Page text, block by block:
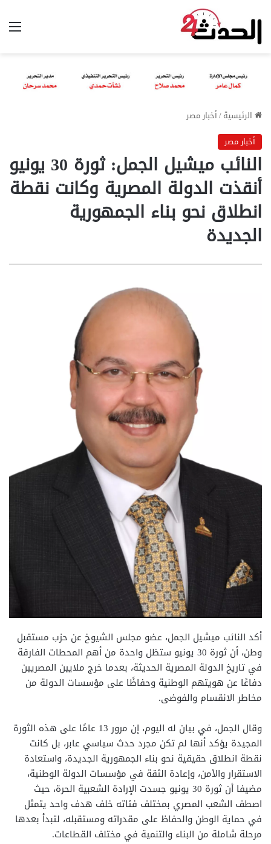
الرئيسية/أخبار مصر
أخبار مصر
النائب ميشيل الجمل: ثورة 30 يونيو
أنقذت الدولة المصرية وكانت نقطة
انطلاق نحو بناء الجمهورية
الجديدة
أكد النائب ميشيل الجمل، عضو مجلس الشيوخ عن حزب مستقبل
وطن، أن ثورة 30 يونيو ستظل واحدة من أهم المحطات الفارقة
في تاريخ الدولة المصرية الحديثة، بعدما خرج ملايين المصريين
دفاعًا عن هويتهم الوطنية وحفاظًا على مؤسسات الدولة من
مخاطر الانقسام والفوضى.
وقال الجمل، في بيان له اليوم، إن مرور 13 عامًا على هذه الثورة
المجيدة يؤكد أنها لم تكن مجرد حدث سياسي عابر، بل كانت
نقطة انطلاق حقيقية نحو بناء الجمهورية الجديدة، واستعادة
الاستقرار والأمن، وإعادة الثقة في مؤسسات الدولة الوطنية،
مضيفا أن ثورة 30 يونيو جسدت الإرادة الشعبية الحرة، حيث
اصطف الشعب المصري بمختلف فئاته خلف هدف واحد يتمثل
في حماية الوطن والحفاظ على مقدراته ومستقبله، لتبدأ بعدها
مرحلة شاملة من البناء والتنمية في مختلف القطاعات.